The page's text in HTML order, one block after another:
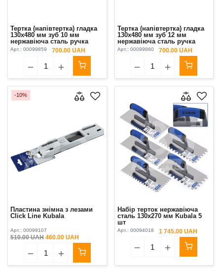
Тертка (напівтертка) гладка
130х480 мм зуб 10 мм
нержавіюча сталь ручка
лакований бук Kubala
Арт.: 00099859 700.00 UAH
Тертка (напівтертка) гладка
130х480 мм зуб 12 мм
нержавіюча сталь ручка
лакований бук Kubala
Арт.: 00099860 700.00 UAH
-10%
Пластина знімна з лезами
Click Line Kubala
Арт.: 00099107
510.00 UAH 460.00 UAH
Набір терток нержавіюча
сталь 130х270 мм Kubala 5
шт
Арт.: 00094018 1 745.00 UAH